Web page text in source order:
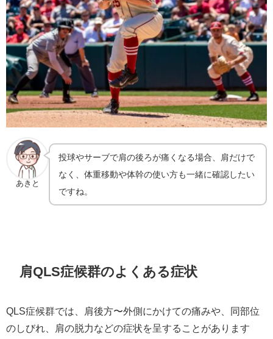
あきと
投球やサーブで肩の後ろが痛くなる場合、肩だけで
なく、体重移動や体幹の使い方も一緒に確認したい
ですね。
肩QLS症候群のよくある症状
QLS症候群では、肩後方〜外側にかけての痛みや、同部位
のしびれ、肩の脱力などの症状を呈することがあります